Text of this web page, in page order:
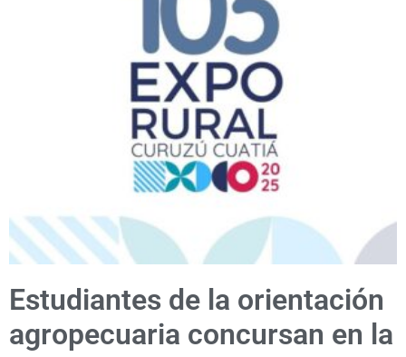
Estudiantes de la orientación
agropecuaria concursan en la